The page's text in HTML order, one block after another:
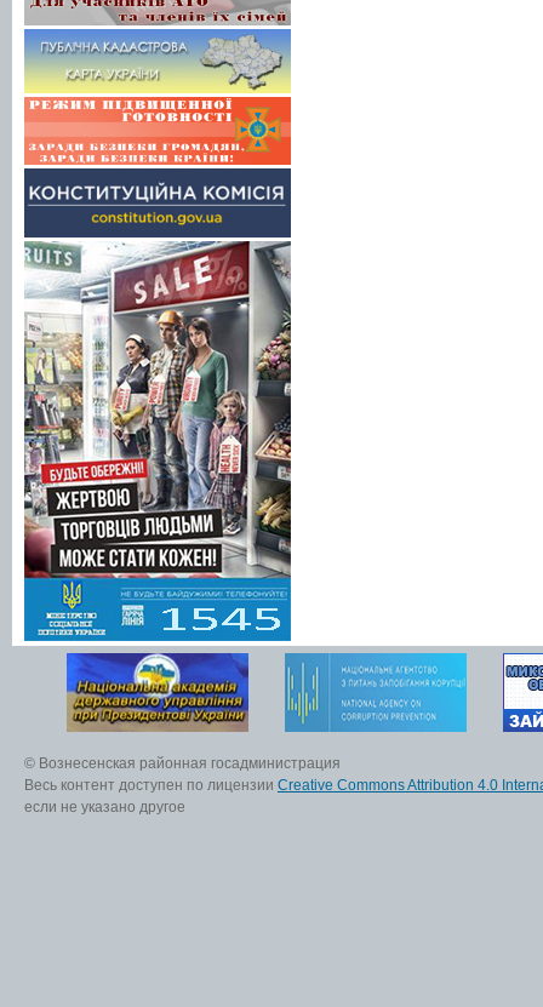
© Вознесенская районная госадминистрация
Весь контент доступен по лицензии Creative Commons Attribution 4.0
если не указано другое